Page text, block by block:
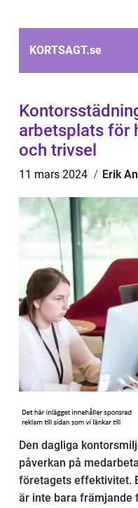
KORTSAGT.se
arbetsplats för
och trivsel
11 mars 2024 Erik
Den dagliga
påverkan på
företagets effektivitet.
är inte bara främjande